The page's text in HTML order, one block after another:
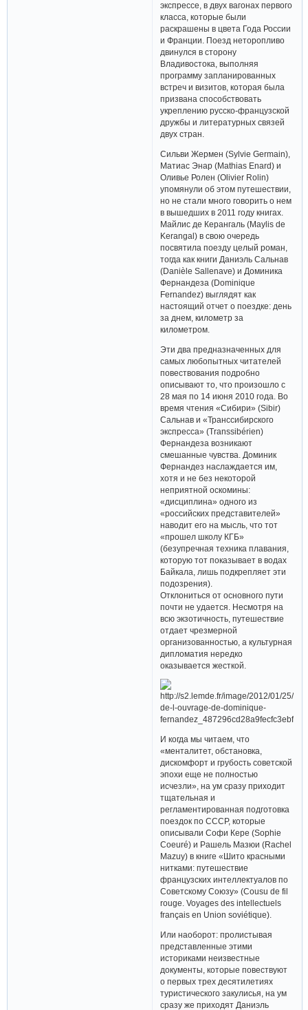
экспрессе, в двух вагонах первого
класса, которые были
раскрашены в цвета Года России
и Франции. Поезд неторопливо
двинулся в сторону
Владивостока, выполняя
программу запланированных
встреч и визитов, которая была
призвана способствовать
укреплению русско-французской
дружбы и литературных связей
двух стран.
Сильви Жермен (Sylvie Germain),
Матиас Энар (Mathias Enard) и
Оливье Ролен (Olivier Rolin)
упомянули об этом путешествии,
но не стали много говорить о нем
в вышедших в 2011 году книгах.
Майлис де Керангаль (Maylis de
Kerangal) в свою очередь
посвятила поезду целый роман,
тогда как книги Даниэль Сальнав
(Danièle Sallenave) и Доминика
Фернандеза (Dominique
Fernandez) выглядят как
настоящий отчет о поездке: день
за днем, километр за
километром.
Эти два предназначенных для
самых любопытных читателей
повествования подробно
описывают то, что произошло с
28 мая по 14 июня 2010 года. Во
время чтения «Сибири» (Sibir)
Сальнав и «Транссибирского
экспресса» (Transsibérien)
Фернандеза возникают
смешанные чувства. Доминик
Фернандез наслаждается им,
хотя и не без некоторой
неприятной оскомины:
«дисциплина» одного из
«российских представителей»
наводит его на мысль, что тот
«прошел школу КГБ»
(безупречная техника плавания,
которую тот показывает в водах
Байкала, лишь подкрепляет эти
подозрения).
Отклониться от основного пути
почти не удается. Несмотря на
всю экзотичность, путешествие
отдает чрезмерной
организованностью, а культурная
дипломатия нередко
оказывается жесткой.
И когда мы читаем, что
«менталитет, обстановка,
дискомфорт и грубость советской
эпохи еще не полностью
исчезли», на ум сразу приходит
тщательная и
регламентированная подготовка
поездок по СССР, которые
описывали Софи Кере (Sophie
Coeuré) и Рашель Мазюи (Rachel
Mazuy) в книге «Шито красными
нитками: путешествие
французских интеллектуалов по
Советскому Союзу» (Cousu de fil
rouge. Voyages des intellectuels
français en Union soviétique).
Или наоборот: пролистывая
представленные этими
историками неизвестные
документы, которые повествуют
о первых трех десятилетиях
туристического закулисья, на ум
сразу же приходят Даниэль